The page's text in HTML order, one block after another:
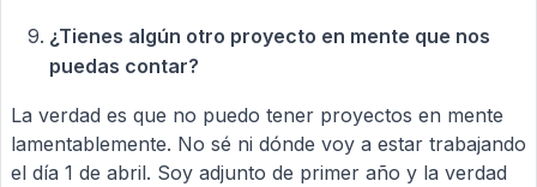
¿Tienes algún otro proyecto en mente que nos
puedas contar?
La verdad es que no puedo tener proyectos en mente
lamentablemente. No sé ni dónde voy a estar trabajando
el día 1 de abril. Soy adjunto de primer año y la verdad